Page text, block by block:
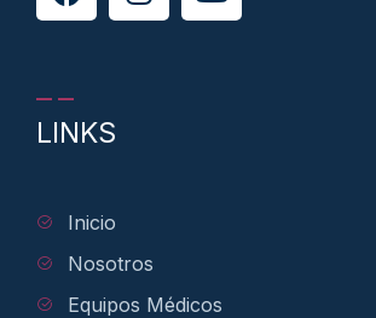
LINKS
Inicio
Nosotros
Equipos Médicos